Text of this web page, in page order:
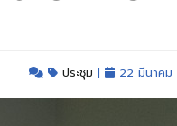
ประชุม | 22 มีนาคม